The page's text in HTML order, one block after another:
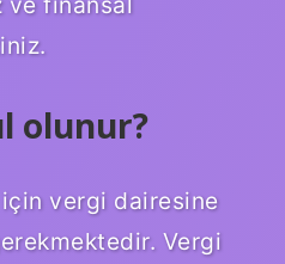
olunur?
vergi dairesine
Vergi